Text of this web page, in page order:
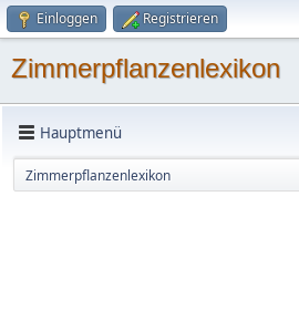
Einloggen Registrieren
Zimmerpflanzenlexikon
Hauptmenü
Zimmerpflanzenlexikon